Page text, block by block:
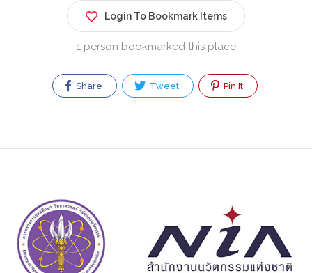
Login To Bookmark Items
1 person bookmarked this place
Share Tweet Pin It